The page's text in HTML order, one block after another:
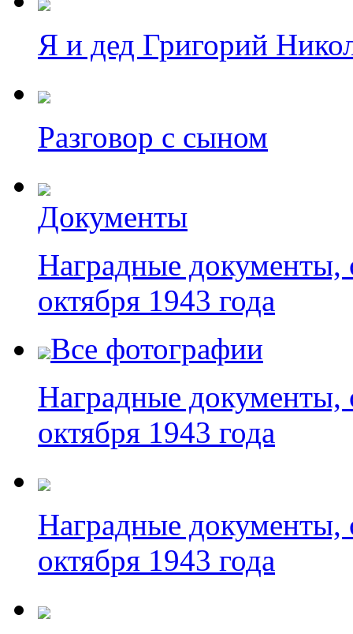
Я и дед Григорий
Разговор с сыном
Документы
Наградные документы,
октября 1943 года
Все фотографии
Наградные документы,
октября 1943 года
Наградные документы,
октября 1943 года